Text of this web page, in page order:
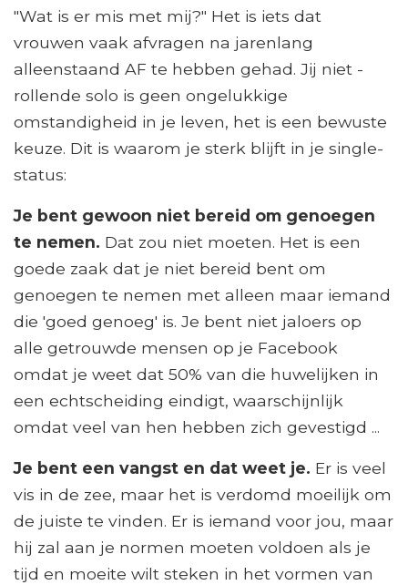
"Wat is er mis met mij?" Het is iets dat
vrouwen vaak afvragen na jarenlang
alleenstaand AF te hebben gehad. Jij niet -
rollende solo is geen ongelukkige
omstandigheid in je leven, het is een bewuste
keuze. Dit is waarom je sterk blijft in je single-
status:
Je bent gewoon niet bereid om genoegen
te nemen. Dat zou niet moeten. Het is een
goede zaak dat je niet bereid bent om
genoegen te nemen met alleen maar iemand
die 'goed genoeg' is. Je bent niet jaloers op
alle getrouwde mensen op je Facebook
omdat je weet dat 50% van die huwelijken in
een echtscheiding eindigt, waarschijnlijk
omdat veel van hen hebben zich gevestigd ...
Je bent een vangst en dat weet je. Er is veel
vis in de zee, maar het is verdomd moeilijk om
de juiste te vinden. Er is iemand voor jou, maar
hij zal aan je normen moeten voldoen als je
tijd en moeite wilt steken in het vormen van